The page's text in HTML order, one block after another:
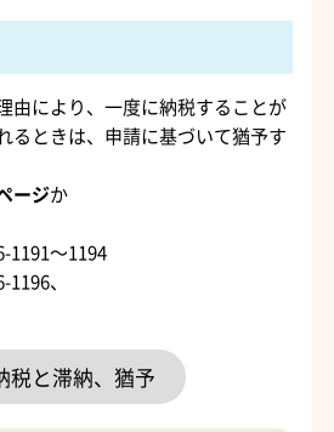
由により、一度に納税することが
るときは、申請に基づいて猶予す
ージか
1191～1194
、
税と滞納、猶予